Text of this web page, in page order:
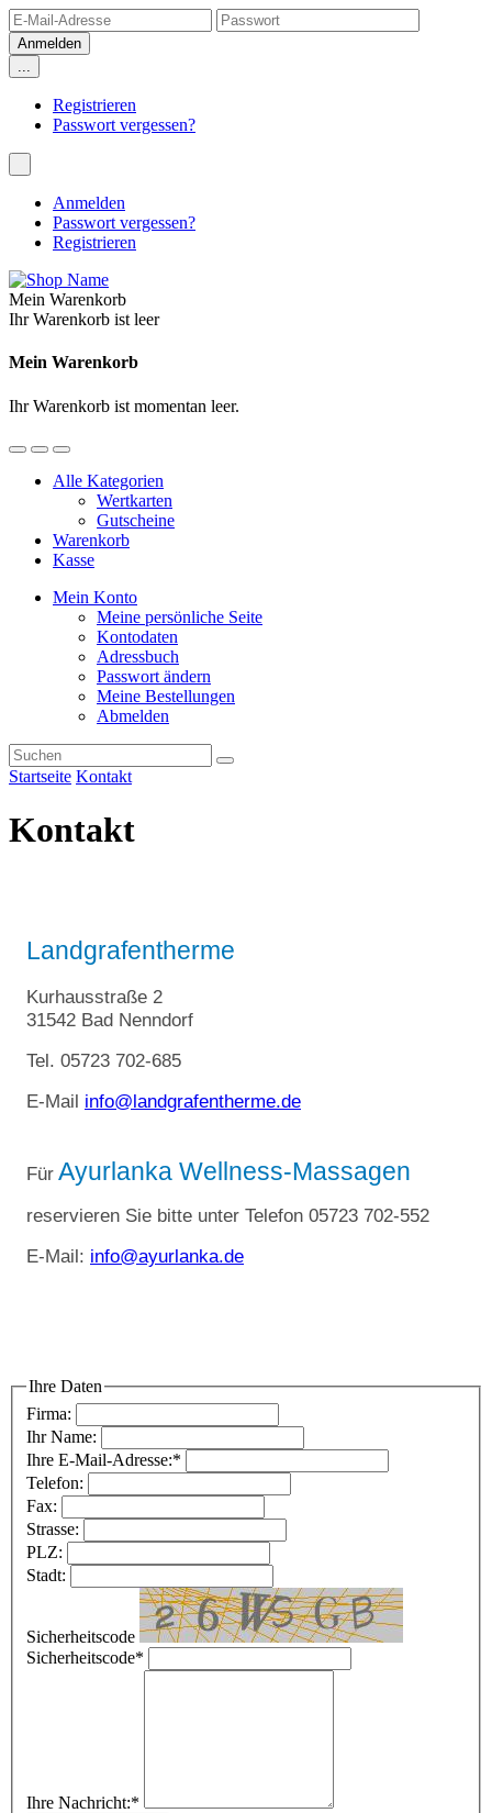
...
Registrieren
Passwort vergessen?
Anmelden
Passwort vergessen?
Registrieren
Mein Warenkorb
Ihr Warenkorb ist leer
Mein Warenkorb
Ihr Warenkorb ist momentan leer.
Alle Kategorien
Wertkarten
Gutscheine
Warenkorb
Kasse
Mein Konto
Meine persönliche Seite
Kontodaten
Adressbuch
Passwort ändern
Meine Bestellungen
Abmelden
Startseite Kontakt
Kontakt
Landgrafentherme
Kurhausstraße 2
31542 Bad Nenndorf
Tel. 05723 702-685
E-Mail info@landgrafentherme.de
Für Ayurlanka Wellness-Massagen
reservieren Sie bitte unter Telefon 05723 702-552
E-Mail: info@ayurlanka.de
Ihre Daten
Firma:
Ihr Name:
Ihre E-Mail-Adresse:*
Telefon:
Fax:
Strasse:
PLZ:
Stadt:
Sicherheitscode
Sicherheitscode*
Ihre Nachricht:*